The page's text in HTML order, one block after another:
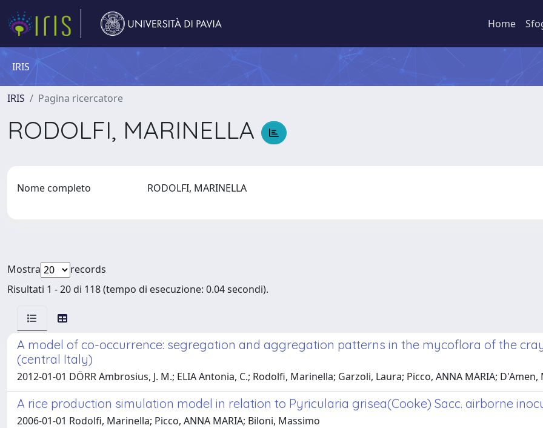
Home
IRIS
IRIS Pagina ricercatore
RODOLFI, MARINELLA
Nome completo RODOLFI, MARINELLA
Mostra
records
Risultati 1 - 20 di 118 (tempo di esecuzione: 0.04 secondi).
A model of co-occurrence: segregation and aggregation patterns in the mycoflora of the
(central Italy)
2012-01-01 DÖRR Ambrosius, J. M.; ELIA Antonia, C.; Rodolfi, Marinella; Garzoli, Laura; Picco, ANNA MARIA;
A rice production simulation model in relation to Pyricularia grisea(Cooke) Sacc. airborne
2006-01-01 Rodolfi, Marinella; Picco, ANNA MARIA; Biloni, Massimo